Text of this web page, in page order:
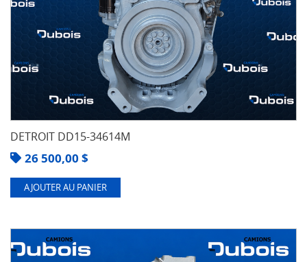
DETROIT DD15-34614M
26 500,00 $
AJOUTER AU PANIER